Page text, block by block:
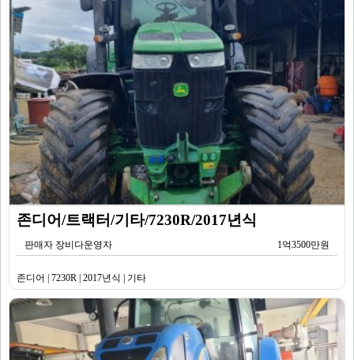
존디어/트랙터/기타/7230R/2017년식
판매자 장비다운영자 1억3500만원
존디어 | 7230R | 2017년식 | 기타